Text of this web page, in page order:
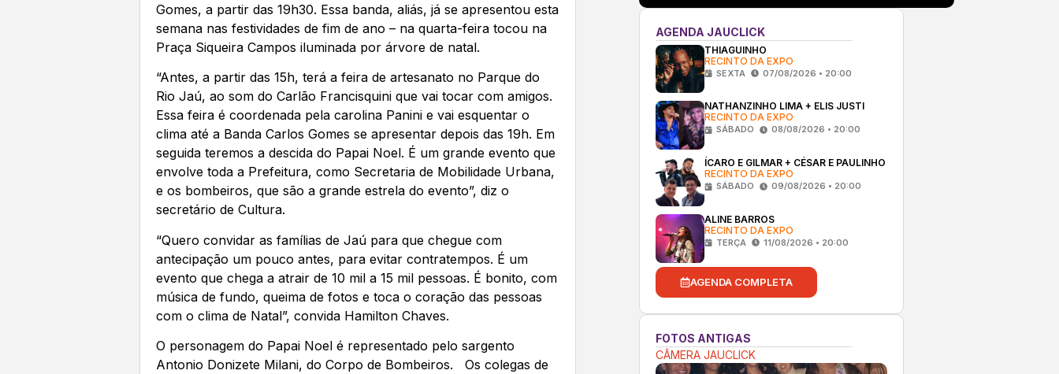
Gomes, a partir das 19h30. Essa banda, aliás, já se apresentou esta
semana nas festividades de fim de ano – na quarta-feira tocou na
Praça Siqueira Campos iluminada por árvore de natal.
“Antes, a partir das 15h, terá a feira de artesanato no Parque do
Rio Jaú, ao som do Carlão Francisquini que vai tocar com amigos.
Essa feira é coordenada pela carolina Panini e vai esquentar o
clima até a Banda Carlos Gomes se apresentar depois das 19h. Em
seguida teremos a descida do Papai Noel. É um grande evento que
envolve toda a Prefeitura, como Secretaria de Mobilidade Urbana,
e os bombeiros, que são a grande estrela do evento”, diz o
secretário de Cultura.
“Quero convidar as famílias de Jaú para que chegue com
antecipação um pouco antes, para evitar contratempos. É um
evento que chega a atrair de 10 mil a 15 mil pessoas. É bonito, com
música de fundo, queima de fotos e toca o coração das pessoas
com o clima de Natal”, convida Hamilton Chaves.
O personagem do Papai Noel é representado pelo sargento
Antonio Donizete Milani, do Corpo de Bombeiros. Os colegas de
AGENDA JAUCLICK
THIAGUINHO
RECINTO DA EXPO
SEXTA 07/08/2026 • 20:00
NATHANZINHO LIMA + ELIS JUSTI
RECINTO DA EXPO
SÁBADO 08/08/2026 • 20:00
ÍCARO E GILMAR + CÉSAR E PAULINHO
RECINTO DA EXPO
SÁBADO 09/08/2026 • 20:00
ALINE BARROS
RECINTO DA EXPO
TERÇA 11/08/2026 • 20:00
AGENDA COMPLETA
FOTOS ANTIGAS
CÂMERA JAUCLICK